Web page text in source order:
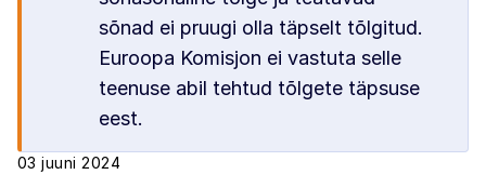
sõnad ei pruugi olla täpselt tõlgitud.
Euroopa Komisjon ei vastuta selle
teenuse abil tehtud tõlgete täpsuse
eest.
03 juuni 2024